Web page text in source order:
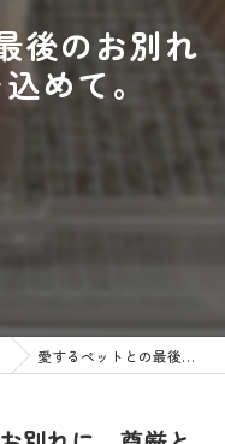
後のお別れ
めて。
愛するペットとの最後のお別れに、尊厳と心を込めて。